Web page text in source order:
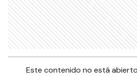
Este contenido no está